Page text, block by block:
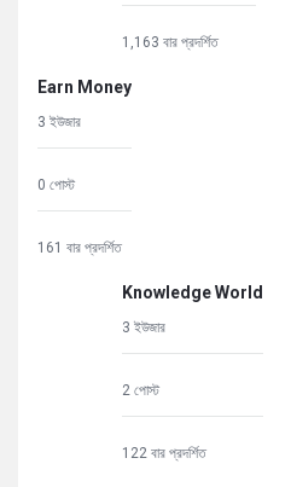
1,163 বার প্রদর্শিত
Earn Money
3 ইউজার
0 পোস্ট
161 বার প্রদর্শিত
Knowledge World
3 ইউজার
2 পোস্ট
122 বার প্রদর্শিত